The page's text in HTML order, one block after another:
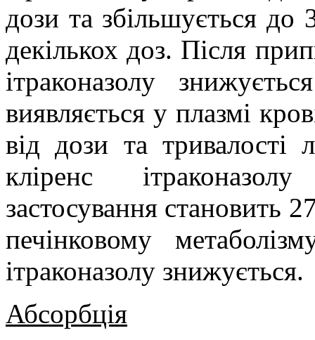
дози та збільшується до
декількох доз. Після
ітраконазолу
виявляється у плазмі
від дози та тривалості
кліренс
застосування становить
печінковому
ітраконазолу знижується.
Абсорбція